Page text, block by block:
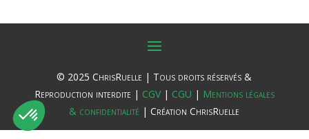
© 2025 ChrisRuelle | Tous droits réservés &
Reproduction interdite | CGV| CGU | Mentions légales
& confidentialité | Création ChrisRuelle